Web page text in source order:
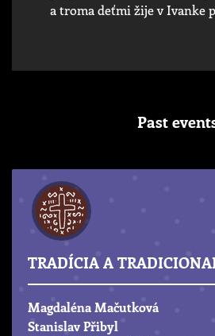
a troma deťmi žije v Ivanke
Past
TRADÍCIA A
Magdaléna Mačutková
Stanislav Přibyl